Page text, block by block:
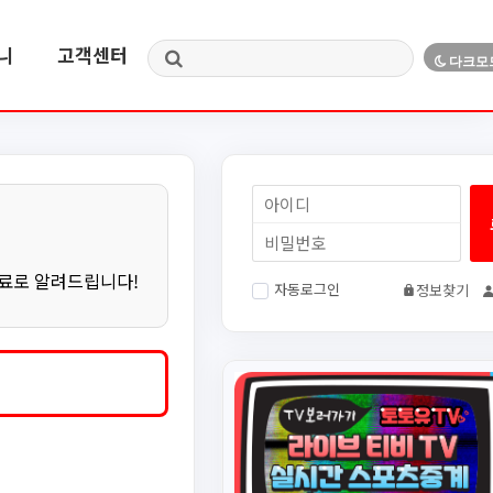
고객센터
로 알려드립니다! 자동로그인 정보찾기